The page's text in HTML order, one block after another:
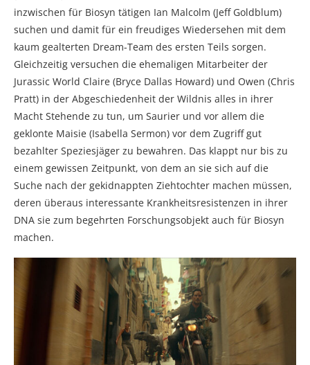
inzwischen für Biosyn tätigen Ian Malcolm (Jeff Goldblum)
suchen und damit für ein freudiges Wiedersehen mit dem
kaum gealterten Dream-Team des ersten Teils sorgen.
Gleichzeitig versuchen die ehemaligen Mitarbeiter der
Jurassic World Claire (Bryce Dallas Howard) und Owen (Chris
Pratt) in der Abgeschiedenheit der Wildnis alles in ihrer
Macht Stehende zu tun, um Saurier und vor allem die
geklonte Maisie (Isabella Sermon) vor dem Zugriff gut
bezahlter Speziesjäger zu bewahren. Das klappt nur bis zu
einem gewissen Zeitpunkt, von dem an sie sich auf die
Suche nach der gekidnappten Ziehtochter machen müssen,
deren überaus interessante Krankheitsresistenzen in ihrer
DNA sie zum begehrten Forschungsobjekt auch für Biosyn
machen.